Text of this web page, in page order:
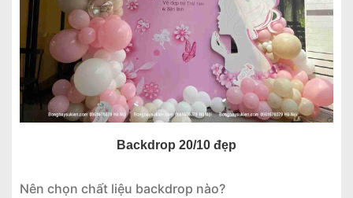
Backdrop 20/10 đẹp
Nên chọn chất liệu backdrop nào?